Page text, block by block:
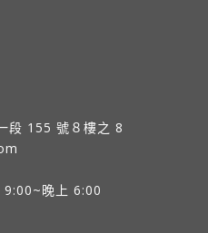
段 155 號８樓之 8
9:00~晚上 6:00